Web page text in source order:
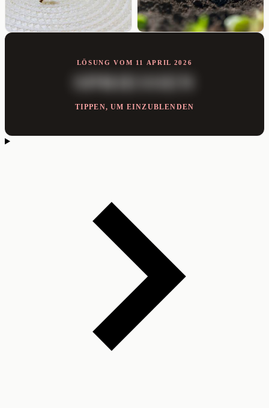
LÖSUNG VOM 11 APRIL 2026
SPRIESSEN
TIPPEN, UM EINZUBLENDEN